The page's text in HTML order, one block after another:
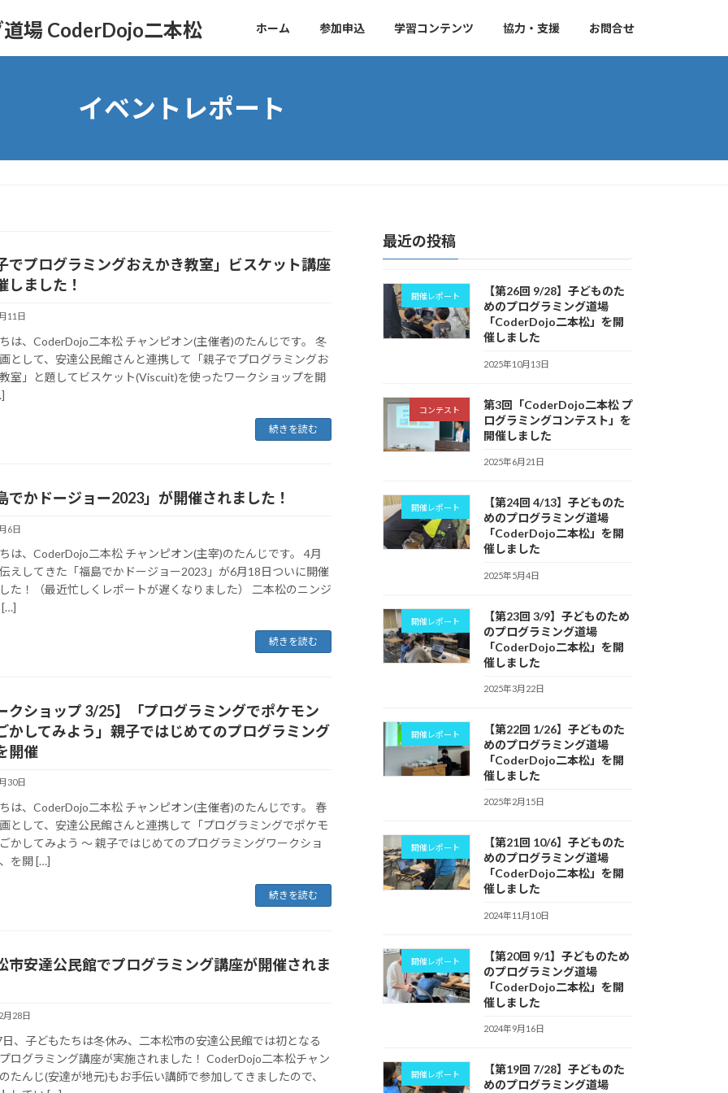
場 CoderDojo二本松 ホーム 参加申込 学習コンテンツ 協力・支援 お問合せ
イベントレポート
でプログラミングおえかき教室」ビスケット講座
しました！
11日
は、CoderDojo二本松 チャンピオン(主催者)のたんじです。 冬
として、安達公民館さんと連携して「親子でプログラミングお
室」と題してビスケット(Viscuit)を使ったワークショップを開
続きを読む
でかドージョー2023」が開催されました！
6日
は、CoderDojo二本松 チャンピオン(主宰)のたんじです。 4月
えしてきた「福島でかドージョー2023」が6月18日ついに開催
た！（最近忙しくレポートが遅くなりました） 二本松のニンジ
[…]
続きを読む
クショップ 3/25】「プログラミングでポケモン
かしてみよう」親子ではじめてのプログラミング
開催
30日
は、CoderDojo二本松 チャンピオン(主催者)のたんじです。 春
として、安達公民館さんと連携して「プログラミングでポケモ
かしてみよう ～ 親子ではじめてのプログラミングワークショ
を開 […]
続きを読む
市安達公民館でプログラミング講座が開催されま
月28日
、子どもたちは冬休み、二本松市の安達公民館では初となる
ログラミング講座が実施されました！ CoderDojo二本松チャン
たんじ(安達が地元)もお手伝い講師で参加してきましたので、
最近の投稿
開催レポート
【第26回 9/28】子どものた
めのプログラミング道場
「CoderDojo二本松」を開
催しました
2025年10月13日
コンテスト
第3回「CoderDojo二本松 プ
ログラミングコンテスト」を
開催しました
2025年6月21日
開催レポート
【第24回 4/13】子どものた
めのプログラミング道場
「CoderDojo二本松」を開
催しました
2025年5月4日
開催レポート
【第23回 3/9】子どものため
のプログラミング道場
「CoderDojo二本松」を開
催しました
2025年3月22日
開催レポート
【第22回 1/26】子どものた
めのプログラミング道場
「CoderDojo二本松」を開
催しました
2025年2月15日
開催レポート
【第21回 10/6】子どものた
めのプログラミング道場
「CoderDojo二本松」を開
催しました
2024年11月10日
開催レポート
【第20回 9/1】子どものため
のプログラミング道場
「CoderDojo二本松」を開
催しました
2024年9月16日
開催レポート
【第19回 7/28】子どものた
めのプログラミング道場